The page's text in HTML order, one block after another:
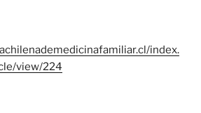
index.
view/224